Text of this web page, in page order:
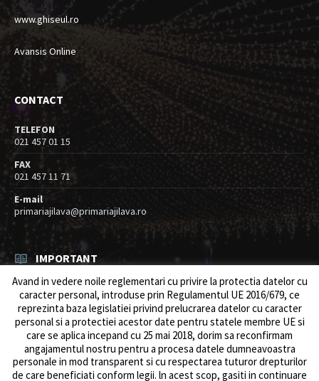
www.ghiseul.ro
Avansis Online
CONTACT
TELEFON
021 457 01 15
FAX
021 457 11 71
E-mail
primariajilava@primariajilava.ro
IMPORTANT
Rezultat concurs expert – proba scrisa
06/08/2026 inResurse umane / Achizitii
Anunt concurs
05/08/2026 Resurse umane / Achizitii
Avand in vedere noile reglementari cu privire la protectia datelor cu
caracter personal, introduse prin Regulamentul UE 2016/679, ce
reprezinta baza legislatiei privind prelucrarea datelor cu caracter
personal si a protectiei acestor date pentru statele membre UE si
care se aplica incepand cu 25 mai 2018, dorim sa reconfirmam
angajamentul nostru pentru a procesa datele dumneavoastra
personale in mod transparent si cu respectarea tuturor drepturilor
de care beneficiati conform legii. ln acest scop, gasiti in continuare